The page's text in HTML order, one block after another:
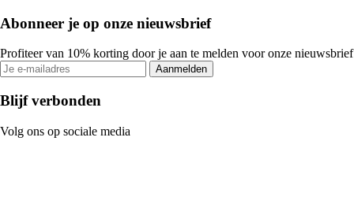
Abonneer je op onze nieuwsbrief
Profiteer van 10% korting door je aan te melden voor onze nieuwsbrief
Aanmelden
Blijf verbonden
Volg ons op sociale media